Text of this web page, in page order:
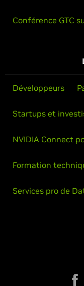
Conférence GTC
Développeurs
Startups et
NVIDIA Connect
Formation
Services pro de